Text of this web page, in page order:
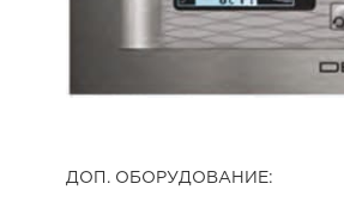
ДОП. ОБОРУДОВАНИЕ: